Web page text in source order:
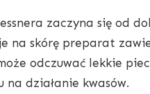
zaczyna się od
na skórę preparat
odczuwać lekkie
na działanie kwasów.